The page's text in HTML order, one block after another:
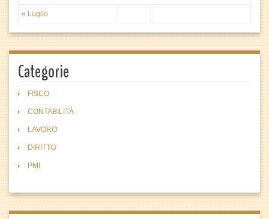
« Luglio
Categorie
FISCO
CONTABILITÀ
LAVORO
DIRITTO
PMI